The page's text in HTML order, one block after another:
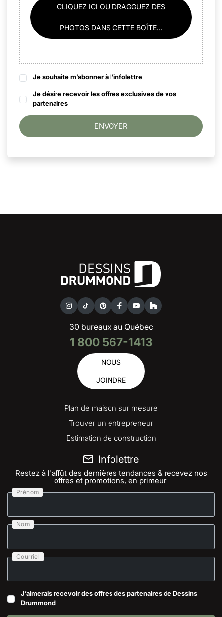
CLIQUEZ ICI OU DRAGGUEZ DES
PHOTOS DANS CETTE BOÎTE...
Je souhaite m’abonner à l'infolettre
Je désire recevoir les offres exclusives de vos
partenaires
ENVOYER
30 bureaux au Québec
1 800 567-1413
NOUS
JOINDRE
Plan de maison sur mesure
Trouver un entrepreneur
Estimation de construction
Infolettre
Restez à l'affût des dernières tendances & recevez nos
offres et promotions, en primeur!
Prénom
Nom
Courriel
J’aimerais recevoir des offres des partenaires de Dessins
Drummond